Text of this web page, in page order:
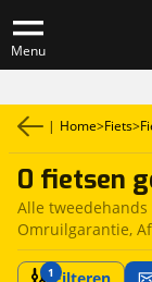
Menu
| Home>Fiets>
0 fietsen
Alle tweedehands
Omruilgarantie,
1